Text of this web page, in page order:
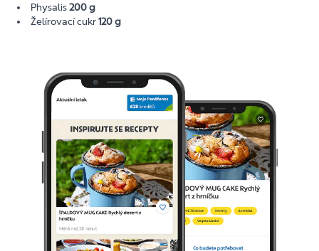
Physalis200 g
Želírovací cukr120 g